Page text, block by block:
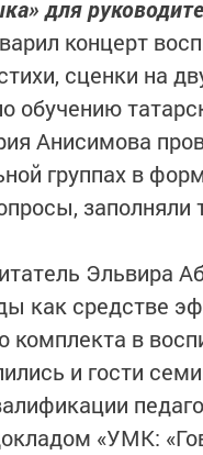
для
концерт
сценки на
обучению
Анисимова
группах в
Эльвира
как средстве
комплекта в
и гости
«УМК: